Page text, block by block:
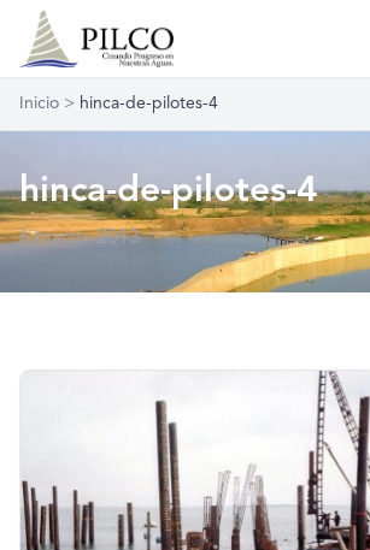
Inicio > hinca-de-pilotes-4
hinca-de-pilotes-4
6 marzo, 2013